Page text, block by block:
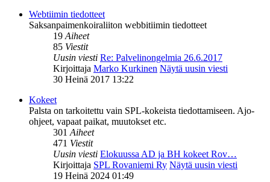
Webtiimin tiedotteet
Saksanpaimenkoiraliiton webbitiimin tiedotteet
19Aiheet
85 Viestit
Uusin viesti Re: Palvelinongelmia 26.6.2017
Kirjoittaja Marko Kurkinen Näytä uusin viesti
30 Heinä 2017 13:22
Kokeet
Palsta on tarkoitettu vain SPL-kokeista tiedottamiseen. Ajo-
ohjeet, vapaat paikat, muutokset etc.
301Aiheet
471 Viestit
Uusin viesti Elokuussa AD ja BH kokeet Rov…
Kirjoittaja SPL Rovaniemi Ry Näytä uusin viesti
19 Heinä 2024 01:49